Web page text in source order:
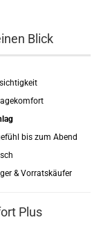
Blick
bis zum Abend
& Vorratskäufer
Plus